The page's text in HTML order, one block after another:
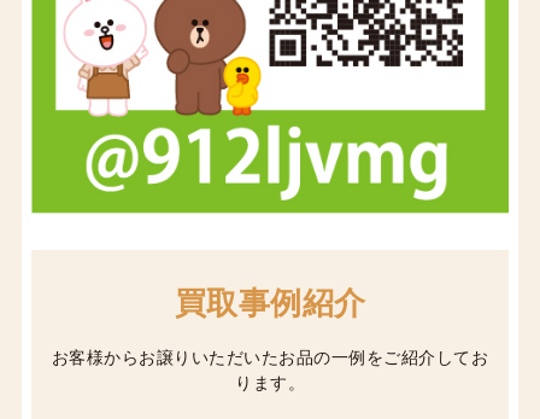
買取事例紹介
お客様からお譲りいただいたお品の一例をご紹介してお
ります。